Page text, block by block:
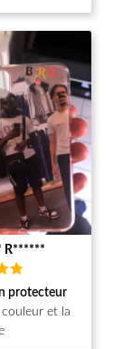
R******
protecteur
couleur et la